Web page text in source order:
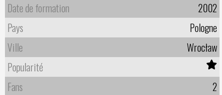
Date de formation
2002
Pays
Pologne
Ville
Wrocław
Popularité
Fans
2